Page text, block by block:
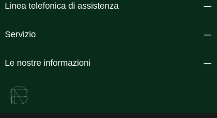
Linea telefonica di assistenza
Servizio
Le nostre informazioni